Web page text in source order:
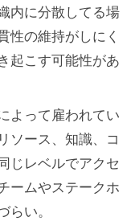
内に分散してる場
性の維持がしにく
起こす可能性があ
よって雇われてい
ソース、知識、コ
じレベルでアクセ
ームやステークホ
らい。